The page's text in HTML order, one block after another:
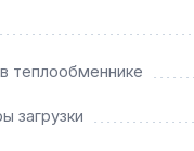
пеллет
в 7–10 дней,
теплообменнике
загрузки